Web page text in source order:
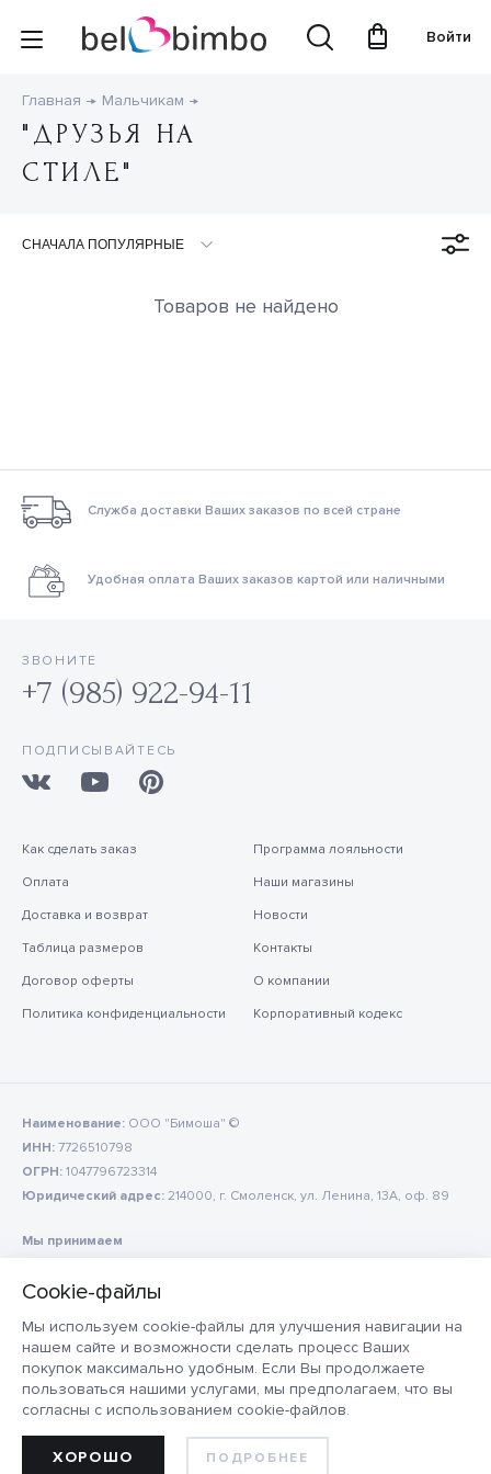
Мы используем cookie-файлы для улучшения навигации на
нашем сайте и возможности сделать процесс Ваших
покупок максимально удобным. Если Вы продолжаете
пользоваться нашими услугами, мы предполагаем, что вы
согласны с использованием cookie-файлов.
ПОДРОБНЕЕ
ХОРОШО
Войти
Главная Мальчикам
"ДРУЗЬЯ НА
СТИЛЕ"
Товаров не найдено
Служба доставки Ваших заказов по всей стране
Удобная оплата Ваших заказов картой или наличными
ЗВОНИТЕ
+7 (985) 922-94-11
ПОДПИСЫВАЙТЕСЬ
Как сделать заказ
Оплата
Доставка и возврат
Таблица размеров
Договор оферты
Политика конфиденциальности
Программа лояльности
Наши магазины
Новости
Контакты
О компании
Корпоративный кодекс
Наименование: ООО "Бимоша" ©
ИНН: 7726510798
ОГРН: 1047796723314
Юридический адрес: 214000, г. Смоленск, ул. Ленина, 13А, оф. 89
Мы принимаем